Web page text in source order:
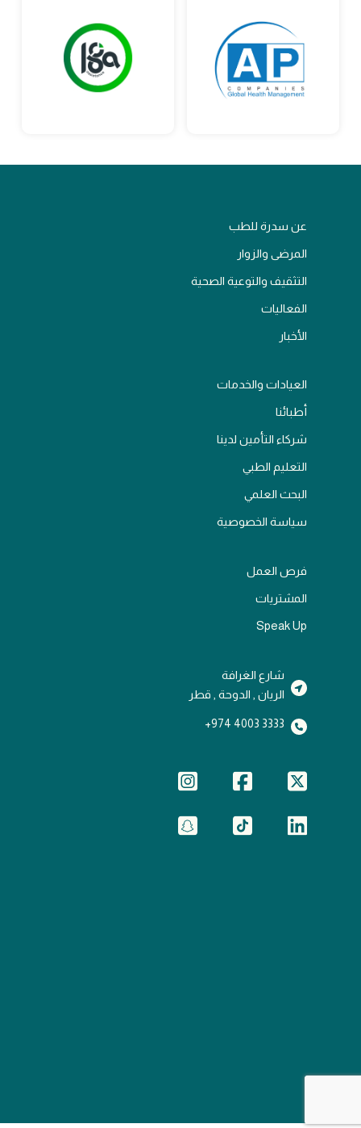
عن سدرة للطب
المرضى والزوار
التثقيف والتوعية الصحية
الفعاليات
الأخبار
العيادات والخدمات
أطبائنا
شركاء التأمين لدينا
التعليم الطبي
البحث العلمي
سياسة الخصوصية
فرص العمل
المشتريات
Speak Up
شارع الغرافة
الريان , الدوحة , قطر
3333 4003 974+